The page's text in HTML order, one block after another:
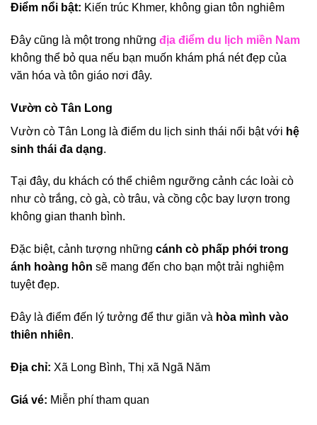
Điểm nổi bật: Kiến trúc Khmer, không gian tôn nghiêm
Đây cũng là một trong những địa điểm du lịch miền Nam
không thể bỏ qua nếu bạn muốn khám phá nét đẹp của
văn hóa và tôn giáo nơi đây.
Vườn cò Tân Long
Vườn cò Tân Long là điểm du lịch sinh thái nổi bật với hệ
sinh thái đa dạng.
Tại đây, du khách có thể chiêm ngưỡng cảnh các loài cò
như cò trắng, cò gà, cò trâu, và cồng cộc bay lượn trong
không gian thanh bình.
Đặc biệt, cảnh tượng những cánh cò phấp phới trong
ánh hoàng hôn sẽ mang đến cho bạn một trải nghiệm
tuyệt đẹp.
Đây là điểm đến lý tưởng để thư giãn và hòa mình vào
thiên nhiên.
Địa chỉ: Xã Long Bình, Thị xã Ngã Năm
Giá vé: Miễn phí tham quan